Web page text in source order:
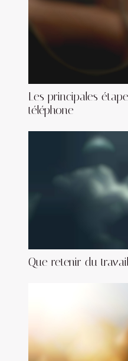
Les principales
téléphone
Que retenir du